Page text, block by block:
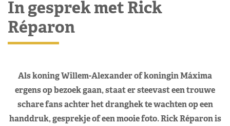
In gesprek met Rick
Réparon
Als koning Willem-Alexander of koningin Máxima
ergens op bezoek gaan, staat er steevast een trouwe
schare fans achter het dranghek te wachten op een
handdruk, gesprekje of een mooie foto. Rick Réparon is